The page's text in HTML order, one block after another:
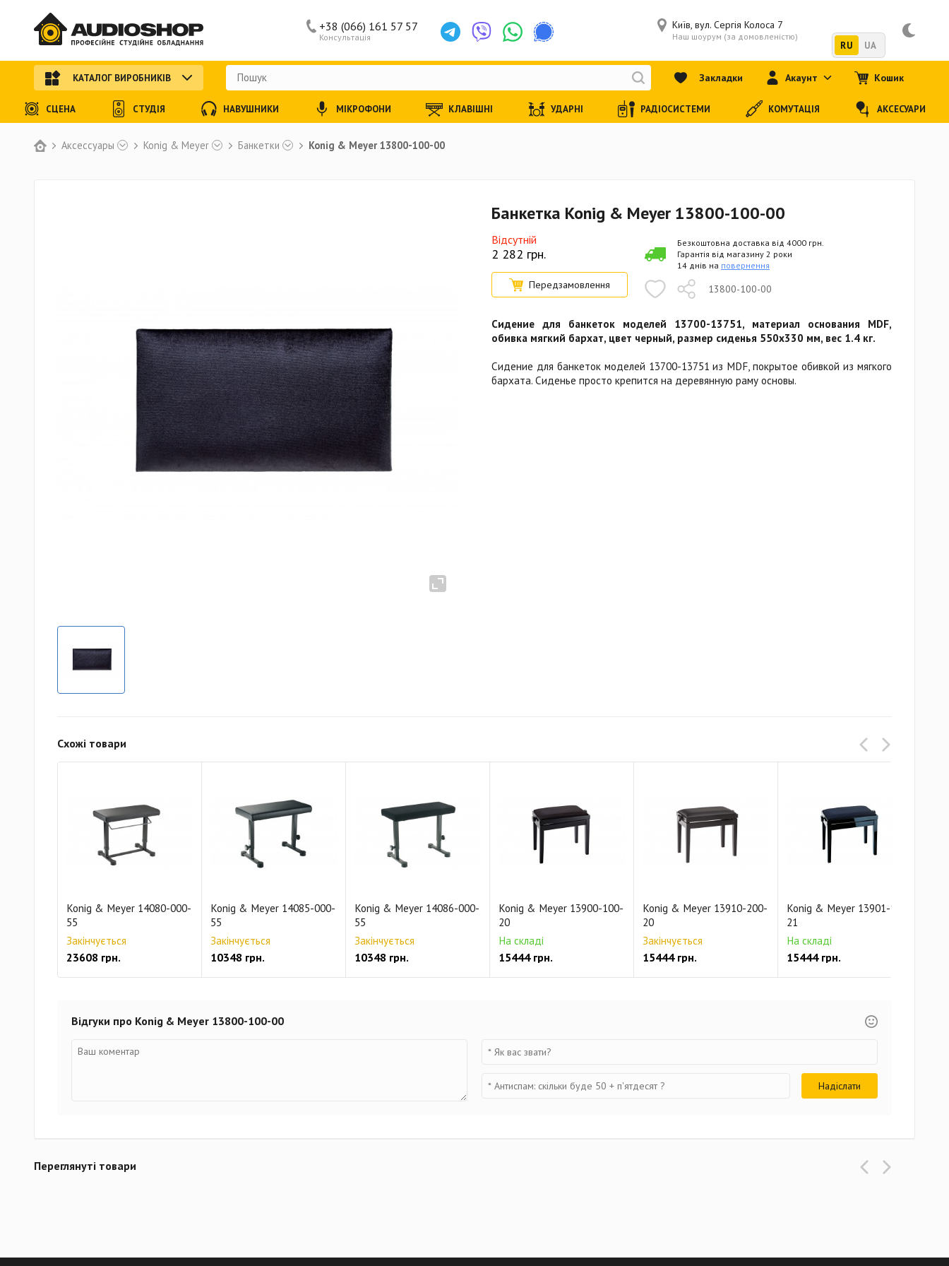
Аксессуары Konig & Meyer Банкетки Konig & Meyer 13800-100-00
Банкетка Konig & Meyer 13800-100-00
Відсутній
2 282 грн.
Передзамовлення 13800-100-00
Безкоштовна доставка від 4000 грн.
Гарантія від магазину 2 роки
14 днів на повернення
Сидение для банкеток моделей 13700-13751, материал основания MDF,
обивка мягкий бархат, цвет черный, размер сиденья 550x330 мм, вес 1.4 кг.
Сидение для банкеток моделей 13700-13751 из MDF, покрытое обивкой из мягкого
бархата. Сиденье просто крепится на деревянную раму основы.
Схожі товари
Konig & Meyer 14080-000-
55
Закінчується
23608 грн.
Konig & Meyer 14085-000-
55
Закінчується
10348 грн.
Konig & Meyer 14086-000-
55
Закінчується
10348 грн.
Konig & Meyer 13900-100-
20
На складі
15444 грн.
Konig & Meyer 13910-200-
20
Закінчується
15444 грн.
Konig & Meyer 13901-100-
21
На складі
15444 грн.
Відгуки про Konig & Meyer 13800-100-00
Переглянуті товари
Консультація
+38 (066) 161 57 57 Київ, вул. Сергія Колоса 7
Наш шоурум (за домовленістю)
RU UA
КАТАЛОГ ВИРОБНИКІВ Закладки Акаунт Кошик
СЦЕНА СТУДІЯ НАВУШНИКИ МІКРОФОНИ КЛАВІШНІ УДАРНІ РАДІОСИСТЕМИ КОМУТАЦІЯ АКСЕСУАРИ